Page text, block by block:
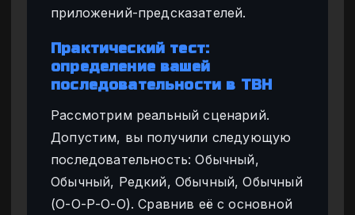
приложений-предсказателей.
Практический тест:
определение вашей
последовательности в TBH
Рассмотрим реальный сценарий.
Допустим, вы получили следующую
последовательность: Обычный,
Обычный, Редкий, Обычный, Обычный
(О-О-Р-О-О). Сравнив её с основной